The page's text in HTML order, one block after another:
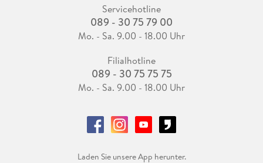
Servicehotline
089 - 30 75 79 00
Mo. - Sa. 9.00 - 18.00 Uhr
Filialhotline
089 - 30 75 75 75
Mo. - Sa. 9.00 - 18.00 Uhr
Laden Sie unsere App herunter.